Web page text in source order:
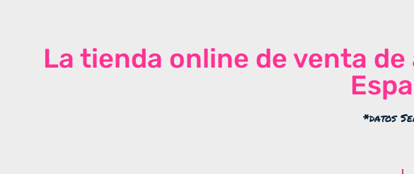
La tienda online de venta
*datos